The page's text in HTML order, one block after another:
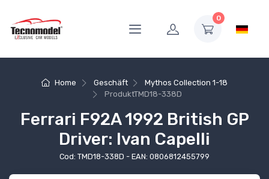
0
Home Geschäft
Mythos Collection 1-18
ProduktTMD18-338D
Ferrari F92A 1992 British GP
Driver: Ivan Capelli
Cod: TMD18-338D - EAN: 0806812455799